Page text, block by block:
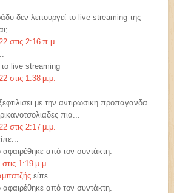
δεν λειτουργεί το live streaming της
στις 2:16 π.μ.
το live streaming
στις 1:38 μ.μ.
με την αντιρωσικη προπαγανδα
πια...
στις 2:17 μ.μ.
αφαιρέθηκε από τον συντάκτη.
1:19 μ.μ.
είπε...
αφαιρέθηκε από τον συντάκτη.